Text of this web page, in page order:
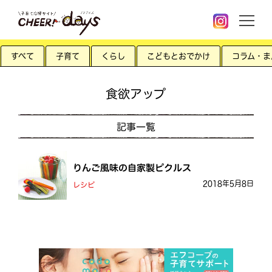
すべて 子育て くらし こどもとおでかけ コラム・
食欲アップ
記事一覧
りんご風味の自家製ピクルス
レシピ 2018年5月8日